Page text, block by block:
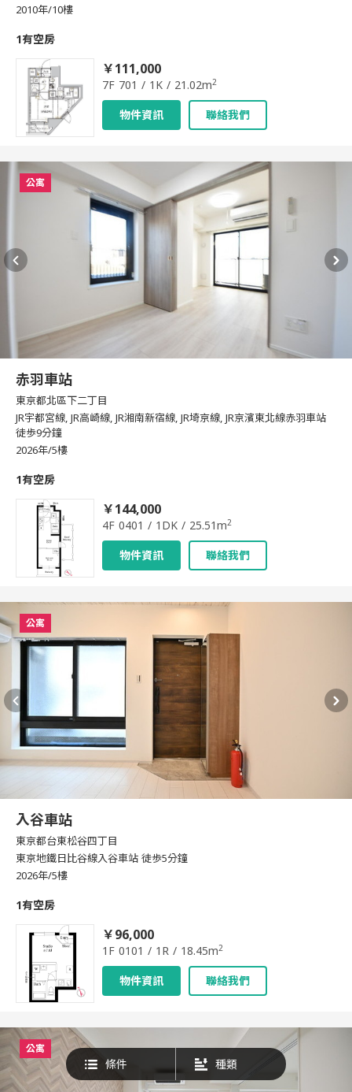
條件 種類
2010年/10樓
1有空房
￥111,000
7F 701 / 1K / 21.02m2
物件資訊 聯絡我們
公寓
赤羽車站
東京都北區下二丁目
JR宇都宮線, JR高崎線, JR湘南新宿線, JR埼京線, JR京濱東北線赤羽車站
徒歩9分鐘
2026年/5樓
1有空房
￥144,000
4F 0401 / 1DK / 25.51m2
物件資訊 聯絡我們
公寓
入谷車站
東京都台東松谷四丁目
東京地鐵日比谷線入谷車站 徒歩5分鐘
2026年/5樓
1有空房
￥96,000
1F 0101 / 1R / 18.45m2
物件資訊 聯絡我們
公寓